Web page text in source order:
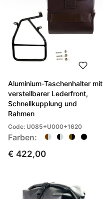
Aluminium-Taschenhalter mit
verstellbarer Lederfront,
Schnellkupplung und
Rahmen
Code: U085+U000+1620
Farben:
€ 422,00